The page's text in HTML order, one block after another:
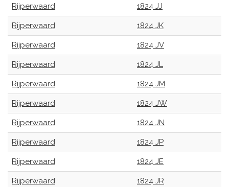
Rijperwaard 1824 JJ
Rijperwaard 1824 JK
Rijperwaard 1824 JV
Rijperwaard 1824 JL
Rijperwaard 1824 JM
Rijperwaard 1824 JW
Rijperwaard 1824 JN
Rijperwaard 1824 JP
Rijperwaard 1824 JE
Rijperwaard 1824 JR